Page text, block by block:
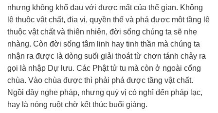
nhưng không khổ đau với được mất của thế gian. Không
lệ thuộc vật chất, địa vị, quyền thế và phá được một tầng lệ
thuộc vật chất và thiên nhiên, đời sống chúng ta sẽ nhẹ
nhàng. Còn đời sống tâm linh hay tinh thần mà chúng ta
nhận ra được là dòng suối giải thoát từ chơn tánh chảy ra
gọi là nhập Dự lưu. Các Phật tử tu mà còn ở ngoài cổng
chùa. Vào chùa được thì phải phá được tầng vật chất.
Ngồi đây nghe pháp, nhưng quý vị có nghĩ đến pháp lạc,
hay là nóng ruột chờ kết thúc buổi giảng.